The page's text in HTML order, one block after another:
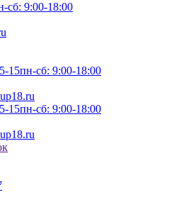
сб: 9:00-18:00
15пн-сб: 9:00-18:00
15пн-сб: 9:00-18:00